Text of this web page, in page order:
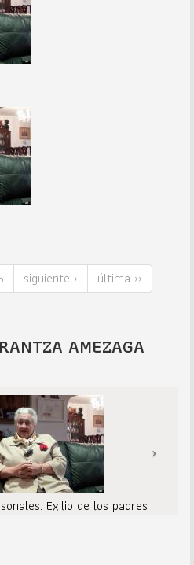
siguiente › última ››
AMEZAGA
Exilio de los padres